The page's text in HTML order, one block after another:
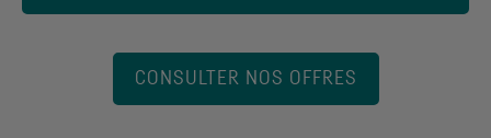
CONSULTER NOS OFFRES